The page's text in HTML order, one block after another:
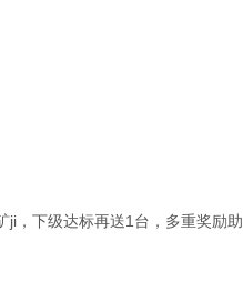
ji，下级达标再送1台，多重奖励助